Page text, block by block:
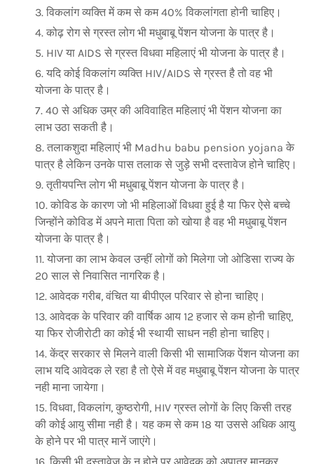
विकलांग व्यक्ति में कम से कम 40% विकलांगता होनी चाहिए।
कोढ़ रोग से ग्रस्त लोग भी मधुबाबू पेंशन योजना के पात्र है।
HIV या AIDS से ग्रस्त विधवा महिलाएं भी योजना के पात्र है।
यदि कोई विकलांग व्यक्ति HIV/AIDS से ग्रस्त है तो वह भी
योजना के पात्र है।
40 से अधिक उम्र की अविवाहित महिलाएं भी पेंशन योजना का
लाभ उठा सकती है।
तलाकशुदा महिलाएं भी Madhu babu pension yojana के
पात्र है लेकिन उनके पास तलाक से जुड़े सभी दस्तावेज होने चाहिए।
तृतीयपन्ति लोग भी मधुबाबू पेंशन योजना के पात्र है।
कोविड के कारण जो भी महिलाओं विधवा हुई है या फिर ऐसे बच्चे
जिन्होंने कोविड में अपने माता पिता को खोया है वह भी मधुबाबू पेंशन
योजना के पात्र है।
योजना का लाभ केवल उन्हीं लोगों को मिलेगा जो ओडिसा राज्य के
20 साल से निवासित नागरिक है।
आवेदक गरीब, वंचित या बीपीएल परिवार से होना चाहिए।
आवेदक के परिवार की वार्षिक आय 12 हजार से कम होनी चाहिए,
या फिर रोजीरोटी का कोई भी स्थायी साधन नही होना चाहिए।
केंद्र सरकार से मिलने वाली किसी भी सामाजिक पेंशन योजना का
लाभ यदि आवेदक ले रहा है तो ऐसे में वह मधुबाबू पेंशन योजना के पात्र
नही माना जायेगा।
विधवा, विकलांग, कुष्ठरोगी, HIV ग्रस्त लोगों के लिए किसी तरह
की कोई आयु सीमा नही है। यह कम से कम 18 या उससे अधिक आयु
के होने पर भी पात्र मानें जाएंगे।